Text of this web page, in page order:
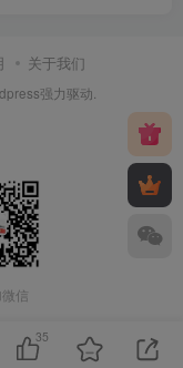
关于我们
强力驱动.
信
35